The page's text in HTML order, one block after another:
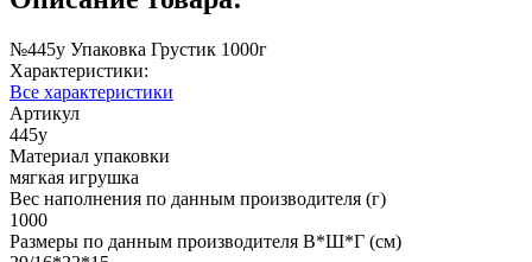
№445у Упаковка Грустик 1000г
Характеристики:
Все характеристики
Артикул
445у
Материал упаковки
мягкая игрушка
Вес наполнения по данным производителя (г)
1000
Размеры по данным производителя В*Ш*Г (см)